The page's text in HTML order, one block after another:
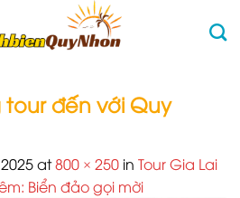
đến với Quy
at800 × 250 in Tour Gia Lai
Biển đảo gọi mời